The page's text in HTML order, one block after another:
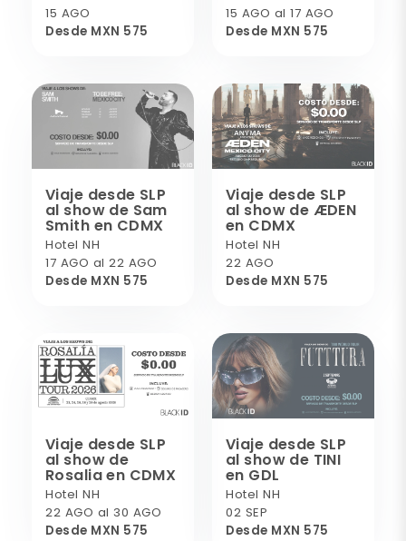
15 AGO
Desde MXN 575
15 AGO al 17 AGO
Desde MXN 575
Viaje desde SLP
al show de Sam
Smith en CDMX
Hotel NH
17 AGO al 22 AGO
Desde MXN 575
Viaje desde SLP
al show de ÆDEN
en CDMX
Hotel NH
22 AGO
Desde MXN 575
Viaje desde SLP
al show de
Rosalia en CDMX
Hotel NH
22 AGO al 30 AGO
Desde MXN 575
Viaje desde SLP
al show de TINI
en GDL
Hotel NH
02 SEP
Desde MXN 575